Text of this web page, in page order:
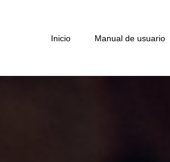
Inicio Manual de usuario